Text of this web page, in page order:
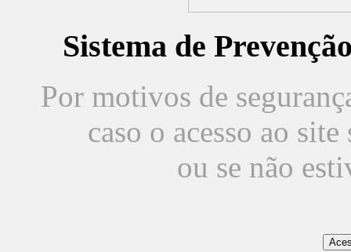
Sistema de
Por motivos de
caso o acesso ao
ou se não